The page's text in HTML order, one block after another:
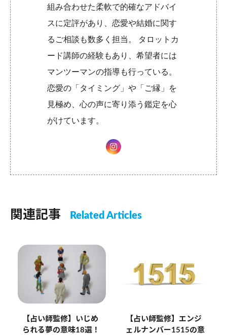
組み合わせた柔軟で的確なアドバイ
スに定評があり、恋愛や結婚に関す
るご相談も数多く担当。 タロットカ
ード講師の経験もあり、希望者には
マンツーマンの指導も行っている。
恋愛の「タイミング」や「ご縁」を
見極め、心の声に寄り添う鑑定を心
がけています。
関連記事 Related Articles
【占い師監修】いじめ
られる夢の意味18選！
【占い師監修】エンジ
ェルナンバー1515の意